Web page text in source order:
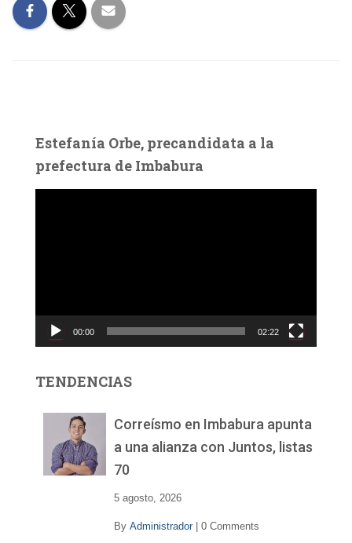
Estefanía Orbe, precandidata a la
prefectura de Imbabura
c
d
00:00 02:22
TENDENCIAS
Correísmo en Imbabura apunta
a una alianza con Juntos, listas
70
5 agosto, 2026
By Administrador 0 Comments